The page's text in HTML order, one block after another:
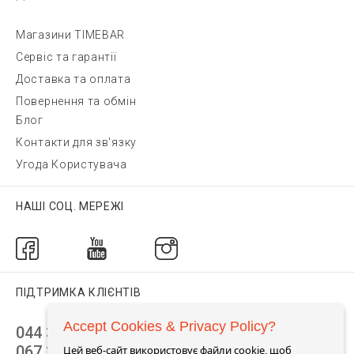
Магазини TIMEBAR
Сервіс та гарантії
Доставка та оплата
Повернення та обмін
Блог
Контакти для зв'язку
Угода Користувача
НАШІ СОЦ. МЕРЕЖІ
ПІДТРИМКА КЛІЄНТІВ
044 392 44 45
Accept Cookies & Privacy Policy?
Цей веб-сайт використовує файли cookie, щоб